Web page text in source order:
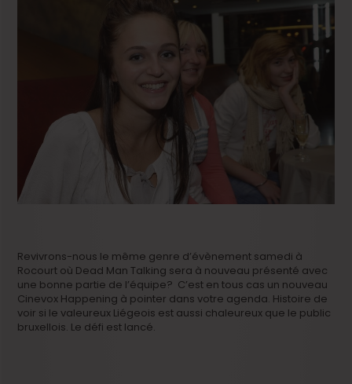
Revivrons-nous le même genre d’évènement samedi à
Rocourt où Dead Man Talking sera à nouveau présenté avec
une bonne partie de l’équipe? C’est en tous cas un nouveau
Cinevox Happening à pointer dans votre agenda. Histoire de
voir si le valeureux Liégeois est aussi chaleureux que le public
bruxellois. Le défi est lancé.